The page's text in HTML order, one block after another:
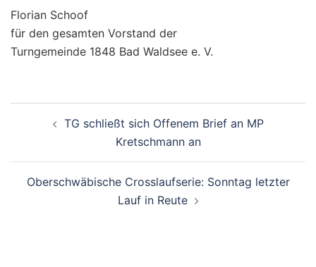
Florian Schoof
für den gesamten Vorstand der
Turngemeinde 1848 Bad Waldsee e. V.
TG schließt sich Offenem Brief an MP
Kretschmann an
Oberschwäbische Crosslaufserie: Sonntag letzter
Lauf in Reute